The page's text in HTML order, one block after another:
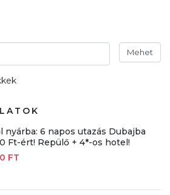
Mehet
nyárba: 6 napos utazás Dubajba
Ft-ért! Repülő + 4*-os hotel!
FT